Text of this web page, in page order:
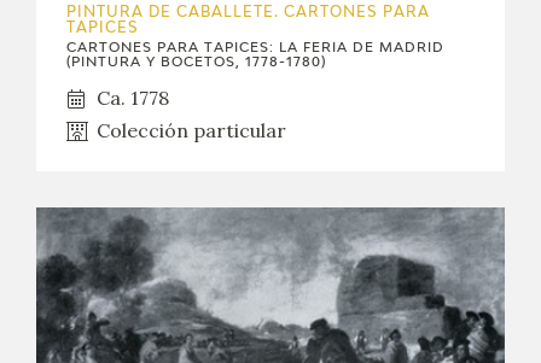
PINTURA DE CABALLETE. CARTONES PARA
TAPICES
CARTONES PARA TAPICES: LA FERIA DE MADRID
(PINTURA Y BOCETOS, 1778-1780)
Ca. 1778
Colección particular